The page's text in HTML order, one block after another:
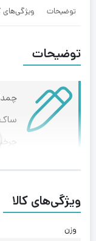
توضیحات ویژگی‌های
توضیحات
ساک
دسته (دسته یک
ویژگی‌های کالا
وزن